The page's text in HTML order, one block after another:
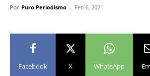
Por Puro Periodismo - Feb 6, 2021
Facebook X WhatsApp